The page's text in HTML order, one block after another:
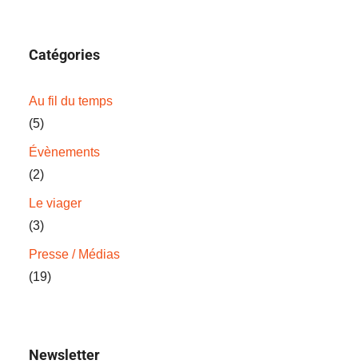
Catégories
Au fil du temps
(5)
Évènements
(2)
Le viager
(3)
Presse / Médias
(19)
Newsletter